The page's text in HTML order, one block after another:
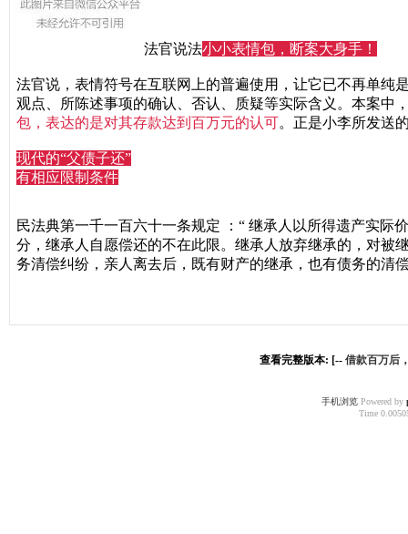
法官说法小小表情包，断案大身手！
法官说，表情符号在互联网上的普遍使用，让它已不再单纯
观点、所陈述事项的确认、否认、质疑等实际含义。本案中
包，表达的是对其存款达到百万元的认可。正是小李所发送
现代的“父债子还”
有相应限制条件
民法典第一千一百六十一条规定 ：“ 继承人以所得遗产实
分，继承人自愿偿还的不在此限。继承人放弃继承的，对被
务清偿纠纷，亲人离去后，既有财产的继承，也有债务的清
查看完整版本: [-- 借款百万后
手机浏览Powered by
Time